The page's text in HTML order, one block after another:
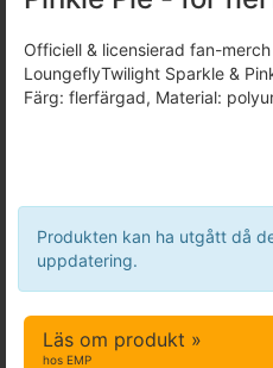
Officiell & licensierad fan-
LoungeflyTwilight Sparkle &
Färg: flerfärgad, Material:
Produkten kan ha utgått då
uppdatering.
Läs om produkt »
hos EMP